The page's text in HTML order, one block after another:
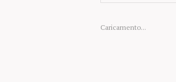
Caricamento...